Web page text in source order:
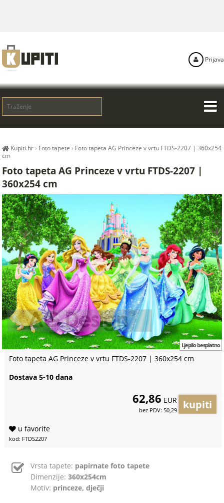
Kupiti.hr› Foto tapete › Foto tapeta AG Princeze v vrtu FTDS-2207 | 360x254
cm
Foto tapeta AG Princeze v vrtu FTDS-2207 |
360x254 cm
Foto tapeta AG Princeze v vrtu FTDS-2207 | 360x254 cm
Ljepilo besplatno
Dostava 5-10 dana
62,86 EUR
bez PDV: 50,29
u favorite
kod: FTDS2207
Vrsta tapete: papirnate foto tapete
Dimenzije: 360x254cm
Motiv: princeze, dječji
Prijava